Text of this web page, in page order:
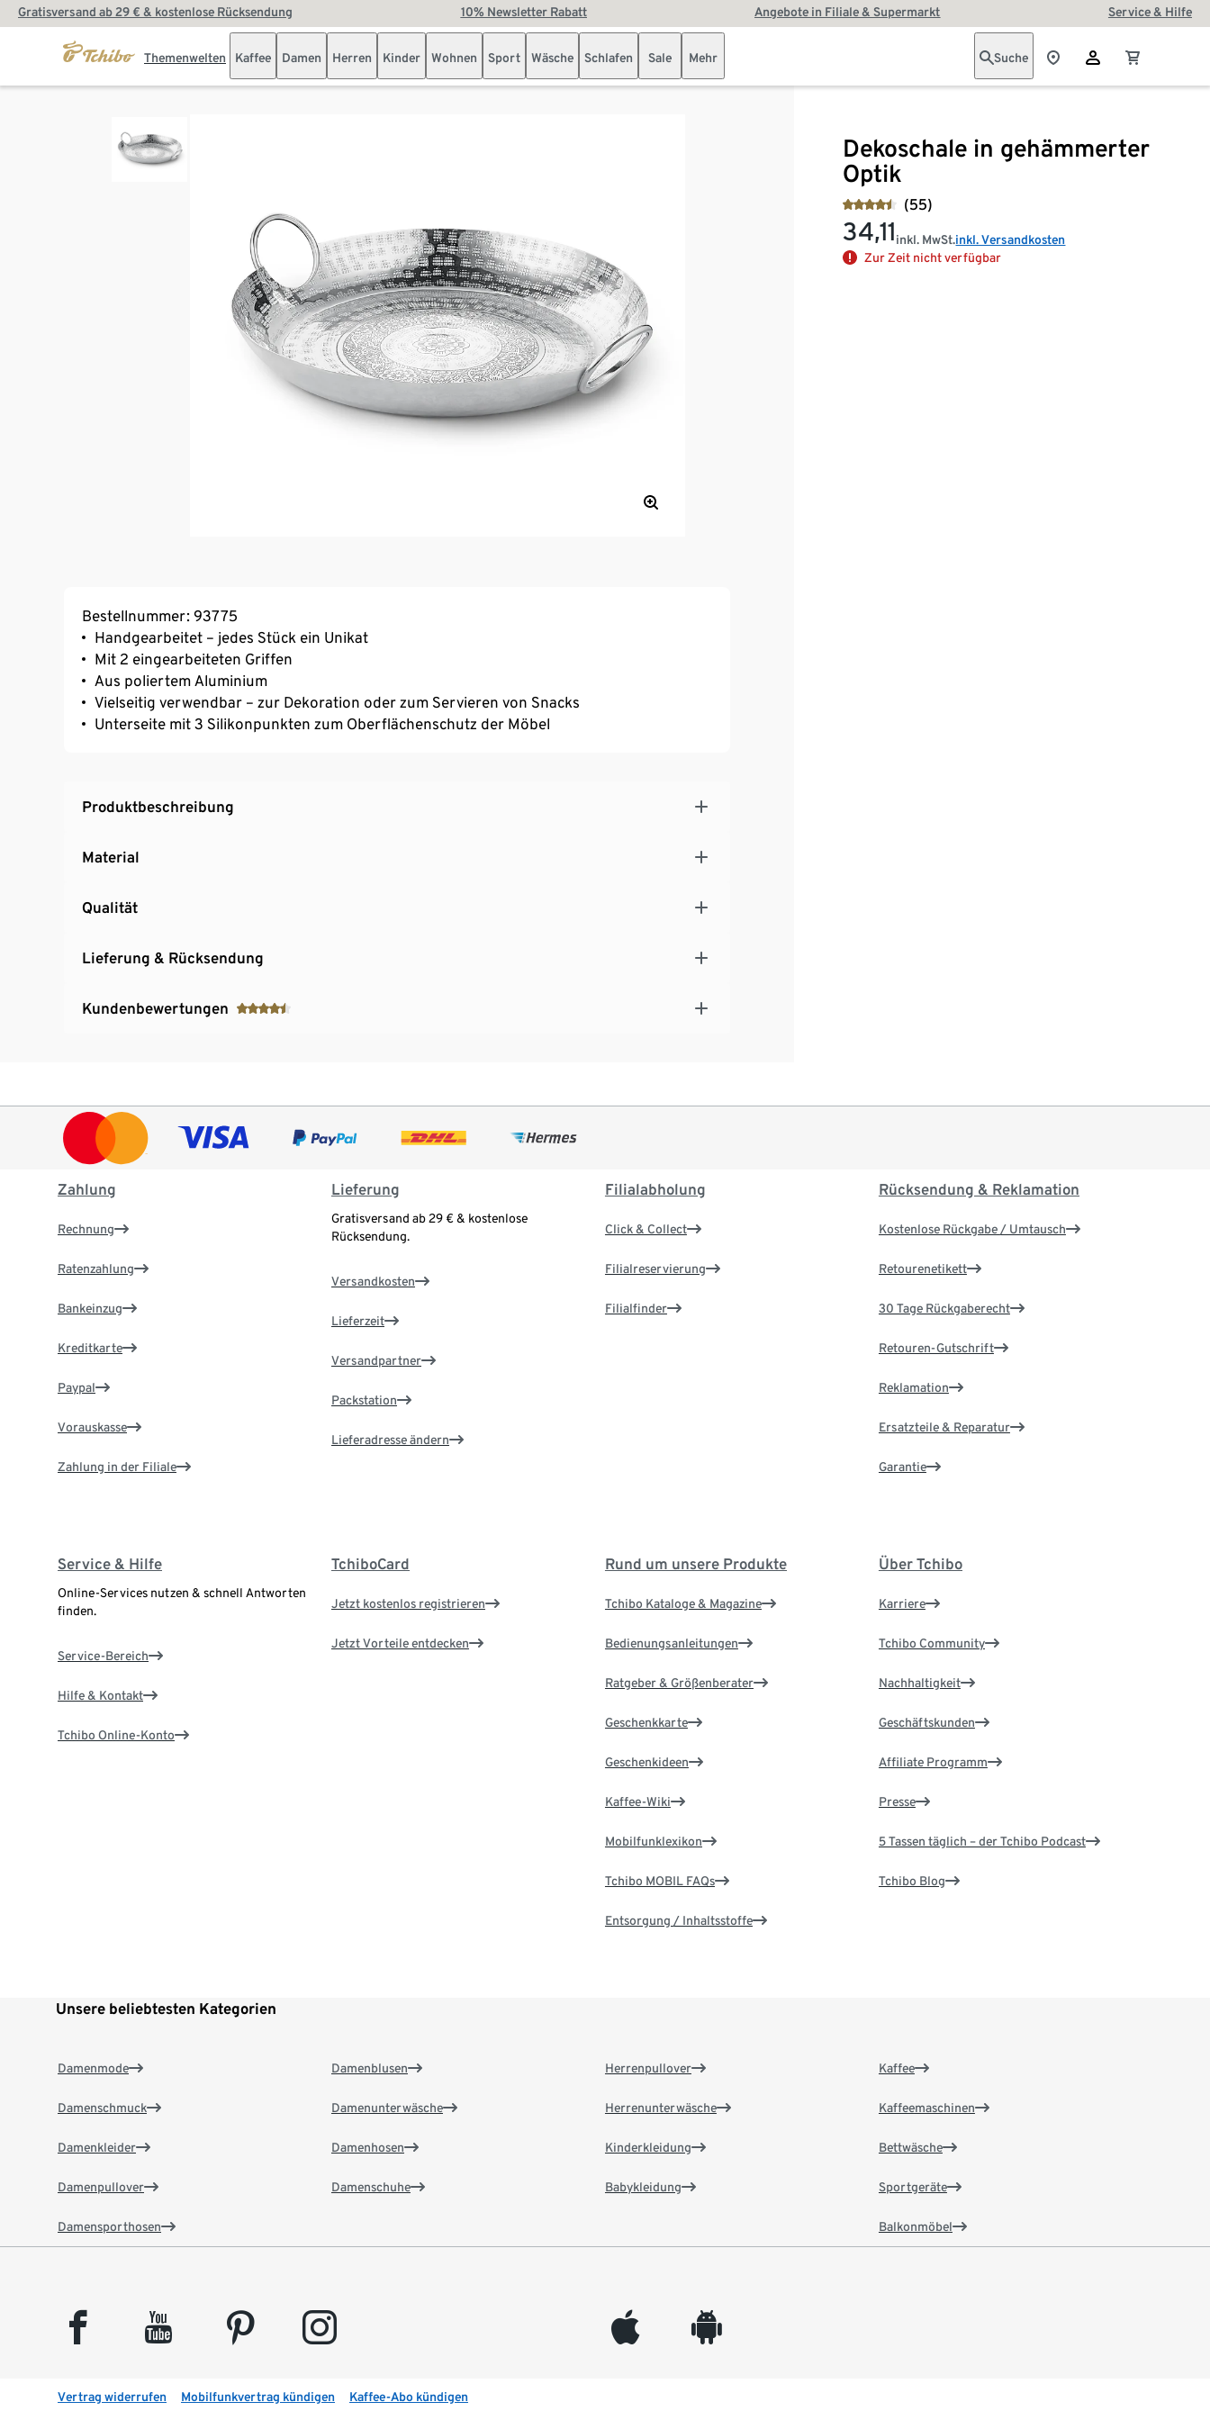
Gratisversand ab 29 € & kostenlose Rücksendung 10% Newsletter Rabatt Angebote in Filiale & Supermarkt Service & Hilfe
Themenwelten Kaffee Damen Herren Kinder Wohnen Sport Wäsche Schlafen Sale Mehr Suche
Dekoschale in gehämmerter
Optik
(55)
34,11inkl. MwSt.inkl. Versandkosten
Zur Zeit nicht verfügbar
Bestellnummer: 93775
Handgearbeitet – jedes Stück ein Unikat
Mit 2 eingearbeiteten Griffen
Aus poliertem Aluminium
Vielseitig verwendbar – zur Dekoration oder zum Servieren von Snacks
Unterseite mit 3 Silikonpunkten zum Oberflächenschutz der Möbel
Produktbeschreibung
Material
Qualität
Lieferung & Rücksendung
Kundenbewertungen
Zahlung
Rechnung
Ratenzahlung
Bankeinzug
Kreditkarte
Paypal
Vorauskasse
Zahlung in der Filiale
Lieferung
Gratisversand ab 29 € & kostenlose
Rücksendung.
Versandkosten
Lieferzeit
Versandpartner
Packstation
Lieferadresse ändern
Filialabholung
Click & Collect
Filialreservierung
Filialfinder
Rücksendung & Reklamation
Kostenlose Rückgabe / Umtausch
Retourenetikett
30 Tage Rückgaberecht
Retouren-Gutschrift
Reklamation
Ersatzteile & Reparatur
Garantie
Service & Hilfe
Online-Services nutzen & schnell Antworten
finden.
Service-Bereich
Hilfe & Kontakt
Tchibo Online-Konto
TchiboCard
Jetzt kostenlos registrieren
Jetzt Vorteile entdecken
Rund um unsere Produkte
Tchibo Kataloge & Magazine
Bedienungsanleitungen
Ratgeber & Größenberater
Geschenkkarte
Geschenkideen
Kaffee-Wiki
Mobilfunklexikon
Tchibo MOBIL FAQs
Entsorgung / Inhaltsstoffe
Über Tchibo
Karriere
Tchibo Community
Nachhaltigkeit
Geschäftskunden
Affiliate Programm
Presse
5 Tassen täglich – der Tchibo Podcast
Tchibo Blog
Unsere beliebtesten Kategorien
Damenmode
Damenschmuck
Damenkleider
Damenpullover
Damensporthosen
Damenblusen
Damenunterwäsche
Damenhosen
Damenschuhe
Herrenpullover
Herrenunterwäsche
Kinderkleidung
Babykleidung
Kaffee
Kaffeemaschinen
Bettwäsche
Sportgeräte
Balkonmöbel
facebook youtube pinterest instagram appleinc android
Vertrag widerrufen Mobilfunkvertrag kündigen Kaffee-Abo kündigen